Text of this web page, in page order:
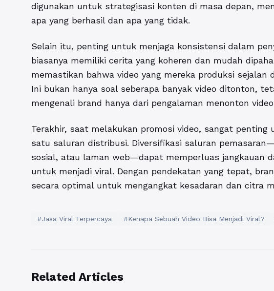
digunakan untuk strategisasi konten di masa depan,
apa yang berhasil dan apa yang tidak.
Selain itu, penting untuk menjaga konsistensi dalam
biasanya memiliki cerita yang koheren dan mudah
memastikan bahwa video yang mereka produksi sejalan
Ini bukan hanya soal seberapa banyak video ditonton,
mengenali brand hanya dari pengalaman menonton
Terakhir, saat melakukan promosi video, sangat
satu saluran distribusi. Diversifikasi saluran
sosial, atau laman web—dapat memperluas jangkauan
untuk menjadi viral. Dengan pendekatan yang tepat,
secara optimal untuk mengangkat kesadaran dan citra
#Jasa Viral Terpercaya #Kenapa Sebuah Video Bisa Menjadi Viral?
Related Articles